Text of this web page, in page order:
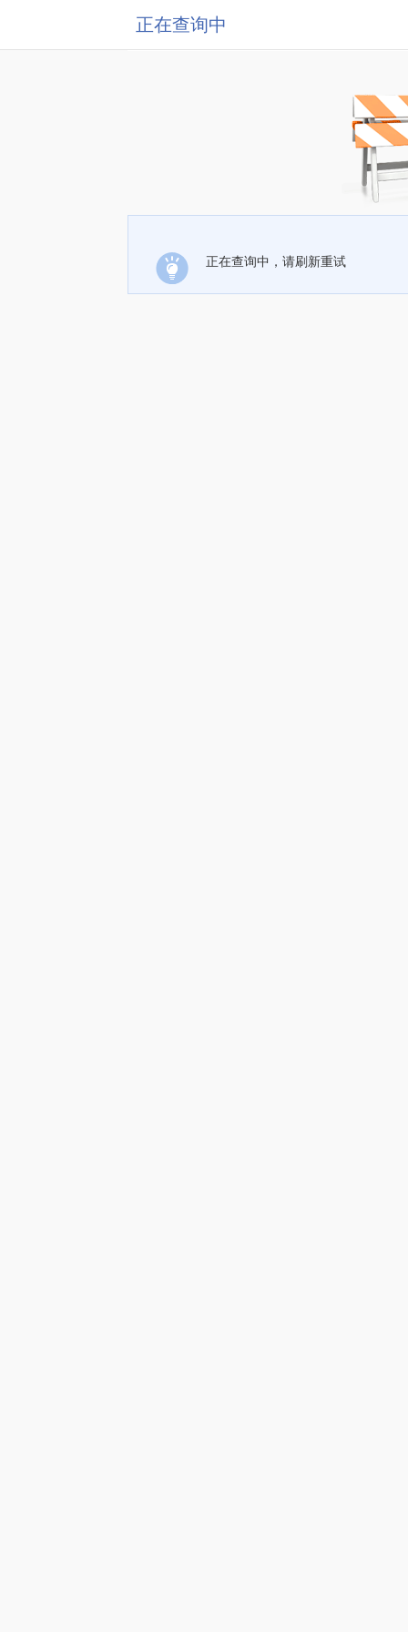
正在查询中
正在查询中，请刷新重试